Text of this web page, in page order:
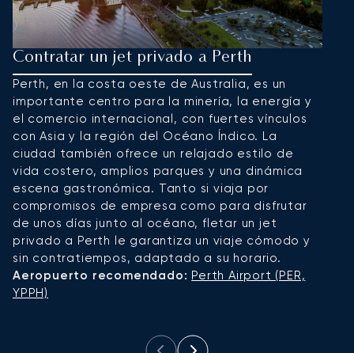
Contratar un jet privado a Perth
Perth, en la costa oeste de Australia, es un
importante centro para la minería, la energía y
el comercio internacional, con fuertes vínculos
con Asia y la región del Océano Índico. La
ciudad también ofrece un relajado estilo de
vida costero, amplios parques y una dinámica
escena gastronómica. Tanto si viaja por
compromisos de empresa como para disfrutar
de unos días junto al océano, fletar un jet
privado a Perth le garantiza un viaje cómodo y
sin contratiempos, adaptado a su horario.
Aeropuerto recomendado: Perth Airport (PER,
YPPH)